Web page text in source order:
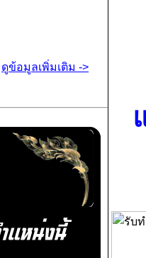
ดูข้อมูลเพิ่มเติม ->